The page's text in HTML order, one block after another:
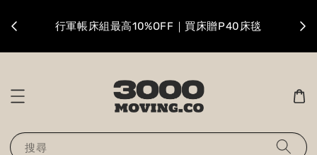
行軍帳床組最高10%OFF｜買床贈P40床毯
搜尋